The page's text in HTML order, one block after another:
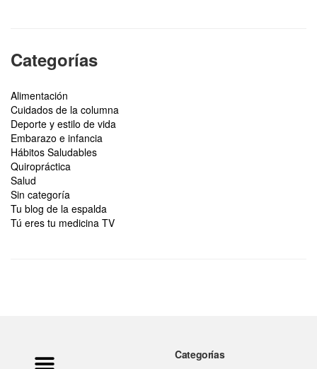
Categorías
Alimentación
Cuidados de la columna
Deporte y estilo de vida
Embarazo e infancia
Hábitos Saludables
Quiropráctica
Salud
Sin categoría
Tu blog de la espalda
Tú eres tu medicina TV
Categorías